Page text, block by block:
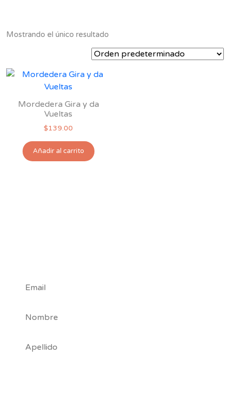
Mostrando el único resultado
Mordedera Gira y da
Vueltas
$139.00
Añadir al carrito